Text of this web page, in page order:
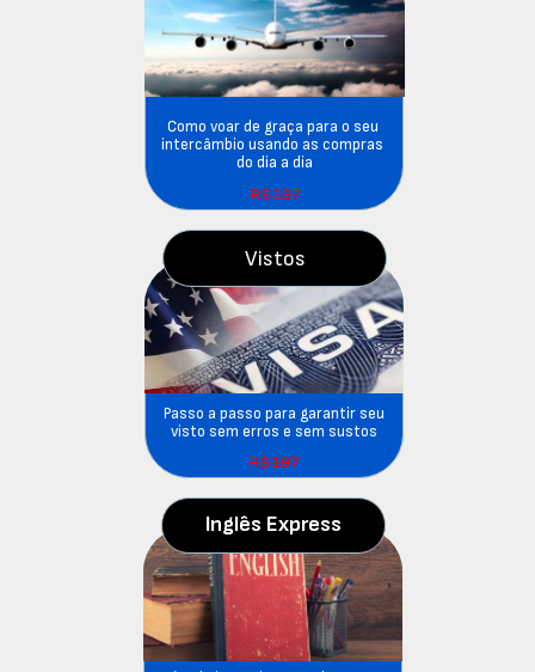
Inglês Express
Vistos
Como voar de graça para o seu
intercâmbio usando as compras
do dia a dia
Passo a passo para garantir seu
visto sem erros e sem sustos
R$197
R$197